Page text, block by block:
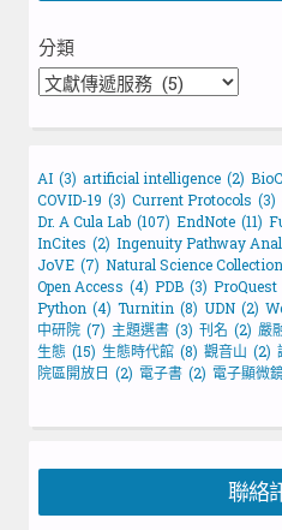
分類
AI (3) artificial intelligence (2)
COVID-19 (3) Current Protocols (3)
Dr. A Cula Lab (107) EndNote (11)
InCites (2) Ingenuity Pathway
JoVE (7) Natural Science Collection
Open Access (4) PDB (3) ProQuest
Python (4) Turnitin (8) UDN (2)
中研院 (7) 主題選書 (3) 刊名 (2) 嚴
生態 (15) 生態時代館 (8) 觀音山 (2)
院區開放日 (2) 電子書 (2) 電子顯微
聯絡